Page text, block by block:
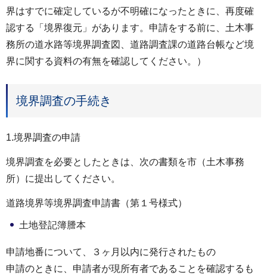
界はすでに確定しているが不明確になったときに、再度確
認する「境界復元」があります。申請をする前に、土木事
務所の道水路等境界調査図、道路調査課の道路台帳など境
界に関する資料の有無を確認してください。）
境界調査の手続き
1.境界調査の申請
境界調査を必要としたときは、次の書類を市（土木事務
所）に提出してください。
道路境界等境界調査申請書（第１号様式）
土地登記簿謄本
申請地番について、３ヶ月以内に発行されたもの
申請のときに、申請者が現所有者であることを確認するも